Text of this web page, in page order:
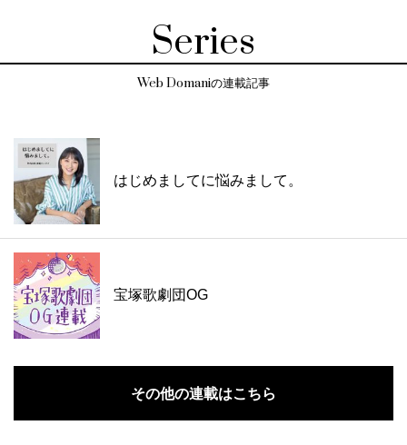
Series
Web Domaniの連載記事
はじめましてに悩みまして。
宝塚歌劇団OG
その他の連載はこちら